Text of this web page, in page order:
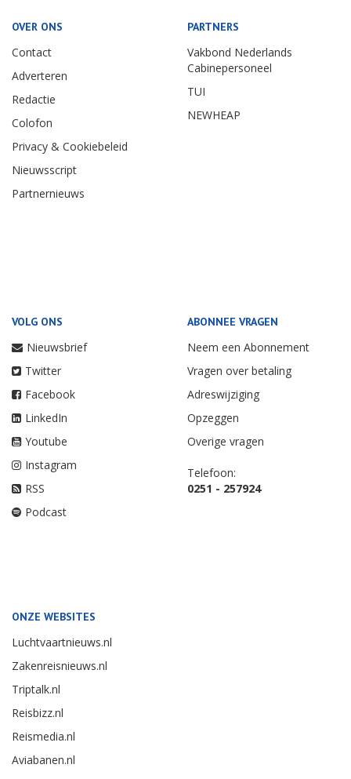
OVER ONS
Contact
Adverteren
Redactie
Colofon
Privacy & Cookiebeleid
Nieuwsscript
Partnernieuws
PARTNERS
Vakbond Nederlands
Cabinepersoneel
TUI
NEWHEAP
VOLG ONS
Nieuwsbrief
Twitter
Facebook
LinkedIn
Youtube
Instagram
RSS
Podcast
ABONNEE VRAGEN
Neem een Abonnement
Vragen over betaling
Adreswijziging
Opzeggen
Overige vragen
Telefoon:
0251 - 257924
ONZE WEBSITES
Luchtvaartnieuws.nl
Zakenreisnieuws.nl
Triptalk.nl
Reisbizz.nl
Reismedia.nl
Aviabanen.nl